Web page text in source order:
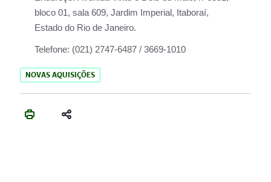
bloco 01, sala 609, Jardim Imperial, Itaboraí,
Estado do Rio de Janeiro.
Telefone: (021) 2747-6487 / 3669-1010
NOVAS AQUISIÇÕES